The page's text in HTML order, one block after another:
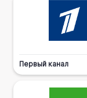
Первый канал